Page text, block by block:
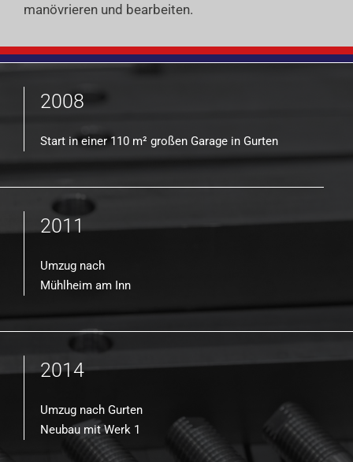
manövrieren und bearbeiten.
2008
Start in einer 110 m² großen Garage in Gurten
2011
Umzug nach
Mühlheim am Inn
2014
Umzug nach Gurten
Neubau mit Werk 1